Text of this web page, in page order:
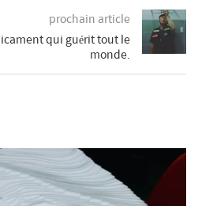
prochain article
qui guérit tout le
monde.